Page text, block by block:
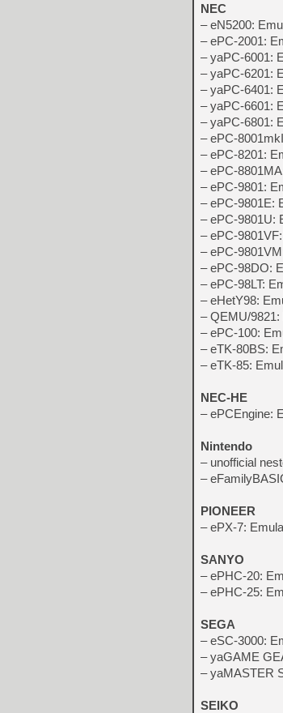
NEC
– eN5200:
– ePC-2001:
– yaPC-6001:
– yaPC-6201:
– yaPC-6401:
– yaPC-6601:
– yaPC-6801:
– ePC-
– ePC-8201:
– ePC-
– ePC-9801:
– ePC-9801E:
– ePC-9801U:
– ePC-
– ePC-
– ePC-98DO:
– ePC-98LT:
– eHetY98:
– QEMU/9821:
– ePC-100:
– eTK-80BS:
– eTK-85:
NEC-HE
– ePCEngine:
Nintendo
– unofficial
–
PIONEER
– ePX-7:
SANYO
– ePHC-20:
– ePHC-25:
SEGA
– eSC-3000:
– yaGAME
– yaMASTER
SEIKO